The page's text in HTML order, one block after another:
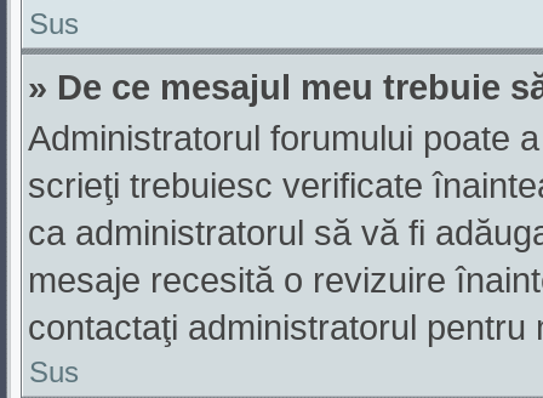
Sus
» De ce mesajul meu trebuie
Administratorul forumului poate
scrieţi trebuiesc verificate
ca administratorul să vă fi
mesaje recesită o revizuire
contactaţi administratorul pentru
Sus